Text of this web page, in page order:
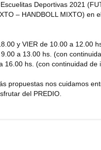
Deportivas 2021
– HANDBOLL MIXTO) en
y VIER de 10.00 a 12.00
a 13.00 hs. (con
16.00 hs. (con continuidad de
propuestas nos cuidamos
del PREDIO.